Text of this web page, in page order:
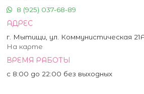
8 (925) 037-68-89
АДРЕС
г. Мытищи, ул. Коммунистическая
На карте
ВРЕМЯ РАБОТЫ
с 8:00 до 22:00 без выходных